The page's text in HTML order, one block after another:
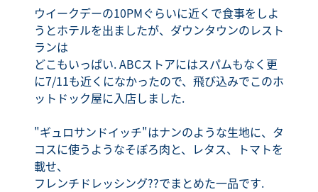
ウイークデーの10PMぐらいに近くで食事をしよ
うとホテルを出ましたが、ダウンタウンのレスト
ランは
どこもいっぱい. ABCストアにはスパムもなく更
に7/11も近くになかったので、飛び込みでこのホ
ットドック屋に入店しました.
"ギュロサンドイッチ"はナンのような生地に、タ
コスに使うようなそぼろ肉と、レタス、トマトを
載せ、
フレンチドレッシング??でまとめた一品です.